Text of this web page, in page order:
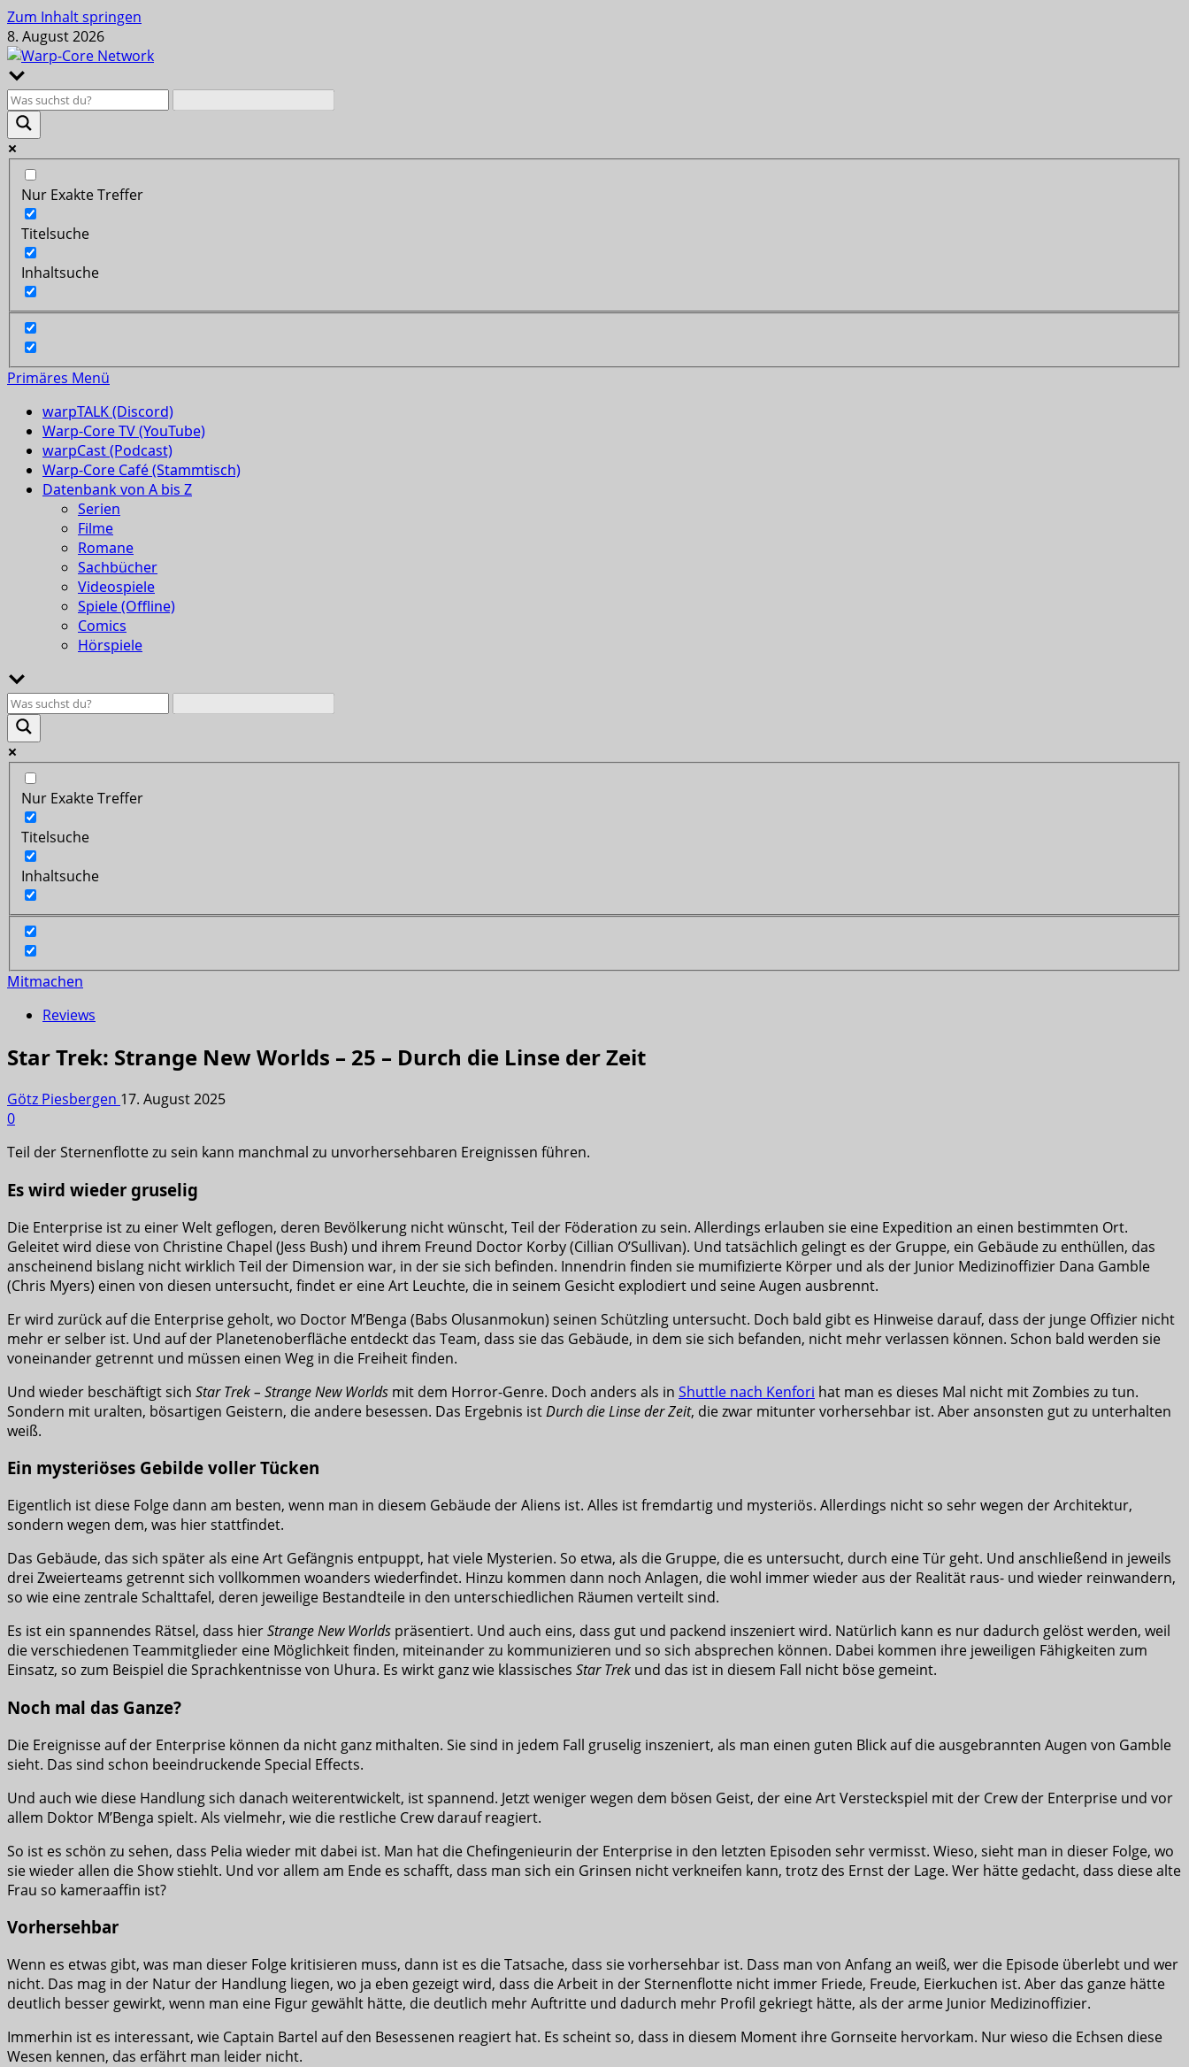
Zum Inhalt springen
8. August 2026
Nur Exakte Treffer
Titelsuche
Inhaltsuche
Primäres Menü
warpTALK (Discord)
Warp-Core TV (YouTube)
warpCast (Podcast)
Warp-Core Café (Stammtisch)
Datenbank von A bis Z
Serien
Filme
Romane
Sachbücher
Videospiele
Spiele (Offline)
Comics
Hörspiele
Nur Exakte Treffer
Titelsuche
Inhaltsuche
Mitmachen
Reviews
Star Trek: Strange New Worlds – 25 – Durch die Linse der Zeit
Götz Piesbergen 17. August 2025
0
Teil der Sternenflotte zu sein kann manchmal zu unvorhersehbaren Ereignissen führen.
Es wird wieder gruselig
Die Enterprise ist zu einer Welt geflogen, deren Bevölkerung nicht wünscht, Teil der Föderation zu sein. Allerdings erlauben sie eine Expedition an einen bestimmten Ort.
Geleitet wird diese von Christine Chapel (Jess Bush) und ihrem Freund Doctor Korby (Cillian O’Sullivan). Und tatsächlich gelingt es der Gruppe, ein Gebäude zu enthüllen, das
anscheinend bislang nicht wirklich Teil der Dimension war, in der sie sich befinden. Innendrin finden sie mumifizierte Körper und als der Junior Medizinoffizier Dana Gamble
(Chris Myers) einen von diesen untersucht, findet er eine Art Leuchte, die in seinem Gesicht explodiert und seine Augen ausbrennt.
Er wird zurück auf die Enterprise geholt, wo Doctor M’Benga (Babs Olusanmokun) seinen Schützling untersucht. Doch bald gibt es Hinweise darauf, dass der junge Offizier nicht
mehr er selber ist. Und auf der Planetenoberfläche entdeckt das Team, dass sie das Gebäude, in dem sie sich befanden, nicht mehr verlassen können. Schon bald werden sie
voneinander getrennt und müssen einen Weg in die Freiheit finden.
Und wieder beschäftigt sich Star Trek – Strange New Worlds mit dem Horror-Genre. Doch anders als in Shuttle nach Kenfori hat man es dieses Mal nicht mit Zombies zu tun.
Sondern mit uralten, bösartigen Geistern, die andere besessen. Das Ergebnis istDurch die Linse der Zeit, die zwar mitunter vorhersehbar ist. Aber ansonsten gut zu unterhalten
weiß.
Ein mysteriöses Gebilde voller Tücken
Eigentlich ist diese Folge dann am besten, wenn man in diesem Gebäude der Aliens ist. Alles ist fremdartig und mysteriös. Allerdings nicht so sehr wegen der Architektur,
sondern wegen dem, was hier stattfindet.
Das Gebäude, das sich später als eine Art Gefängnis entpuppt, hat viele Mysterien. So etwa, als die Gruppe, die es untersucht, durch eine Tür geht. Und anschließend in jeweils
drei Zweierteams getrennt sich vollkommen woanders wiederfindet. Hinzu kommen dann noch Anlagen, die wohl immer wieder aus der Realität raus- und wieder reinwandern,
so wie eine zentrale Schalttafel, deren jeweilige Bestandteile in den unterschiedlichen Räumen verteilt sind.
Es ist ein spannendes Rätsel, dass hierStrange New Worlds präsentiert. Und auch eins, dass gut und packend inszeniert wird. Natürlich kann es nur dadurch gelöst werden, weil
die verschiedenen Teammitglieder eine Möglichkeit finden, miteinander zu kommunizieren und so sich absprechen können. Dabei kommen ihre jeweiligen Fähigkeiten zum
Einsatz, so zum Beispiel die Sprachkentnisse von Uhura. Es wirkt ganz wie klassisches Star Trek und das ist in diesem Fall nicht böse gemeint.
Noch mal das Ganze?
Die Ereignisse auf der Enterprise können da nicht ganz mithalten. Sie sind in jedem Fall gruselig inszeniert, als man einen guten Blick auf die ausgebrannten Augen von Gamble
sieht. Das sind schon beeindruckende Special Effects.
Und auch wie diese Handlung sich danach weiterentwickelt, ist spannend. Jetzt weniger wegen dem bösen Geist, der eine Art Versteckspiel mit der Crew der Enterprise und vor
allem Doktor M’Benga spielt. Als vielmehr, wie die restliche Crew darauf reagiert.
So ist es schön zu sehen, dass Pelia wieder mit dabei ist. Man hat die Chefingenieurin der Enterprise in den letzten Episoden sehr vermisst. Wieso, sieht man in dieser Folge, wo
sie wieder allen die Show stiehlt. Und vor allem am Ende es schafft, dass man sich ein Grinsen nicht verkneifen kann, trotz des Ernst der Lage. Wer hätte gedacht, dass diese alte
Frau so kameraaffin ist?
Vorhersehbar
Wenn es etwas gibt, was man dieser Folge kritisieren muss, dann ist es die Tatsache, dass sie vorhersehbar ist. Dass man von Anfang an weiß, wer die Episode überlebt und wer
nicht. Das mag in der Natur der Handlung liegen, wo ja eben gezeigt wird, dass die Arbeit in der Sternenflotte nicht immer Friede, Freude, Eierkuchen ist. Aber das ganze hätte
deutlich besser gewirkt, wenn man eine Figur gewählt hätte, die deutlich mehr Auftritte und dadurch mehr Profil gekriegt hätte, als der arme Junior Medizinoffizier.
Immerhin ist es interessant, wie Captain Bartel auf den Besessenen reagiert hat. Es scheint so, dass in diesem Moment ihre Gornseite hervorkam. Nur wieso die Echsen diese
Wesen kennen, das erfährt man leider nicht.